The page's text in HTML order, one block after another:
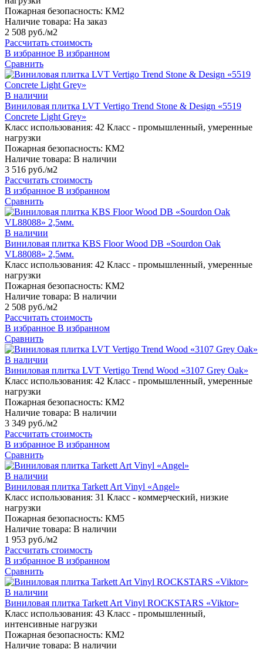
Пожарная безопасность: КМ2
Наличие товара: На заказ
2 508 руб./м2
Рассчитать стоимость
В избранное В избранном
Сравнить
В наличии
Виниловая плитка LVT Vertigo Trend Stone & Design «5519
Concrete Light Grey»
Класс использования: 42 Класс - промышленный, умеренные
нагрузки
Пожарная безопасность: КМ2
Наличие товара: В наличии
3 516 руб./м2
Рассчитать стоимость
В избранное В избранном
Сравнить
В наличии
Виниловая плитка KBS Floor Wood DB «Sourdon Oak
VL88088» 2,5мм.
Класс использования: 42 Класс - промышленный, умеренные
нагрузки
Пожарная безопасность: КМ2
Наличие товара: В наличии
2 508 руб./м2
Рассчитать стоимость
В избранное В избранном
Сравнить
В наличии
Виниловая плитка LVT Vertigo Trend Wood «3107 Grey Oak»
Класс использования: 42 Класс - промышленный, умеренные
нагрузки
Пожарная безопасность: КМ2
Наличие товара: В наличии
3 349 руб./м2
Рассчитать стоимость
В избранное В избранном
Сравнить
В наличии
Виниловая плитка Tarkett Art Vinyl «Angel»
Класс использования: 31 Класс - коммерческий, низкие
нагрузки
Пожарная безопасность: КМ5
Наличие товара: В наличии
1 953 руб./м2
Рассчитать стоимость
В избранное В избранном
Сравнить
В наличии
Виниловая плитка Tarkett Art Vinyl ROCKSTARS «Viktor»
Класс использования: 43 Класс - промышленный,
интенсивные нагрузки
Пожарная безопасность: КМ2
Наличие товара: В наличии